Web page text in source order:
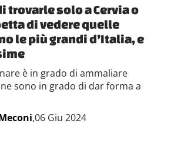
trovarle solo a Cervia o
di vedere quelle
le più grandi d’Italia, e
è in grado di ammaliare
sono in grado di dar forma a
,06 Giu 2024